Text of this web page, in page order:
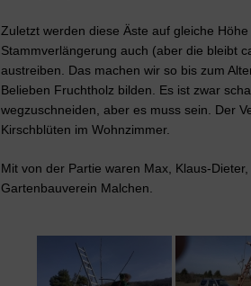
Zuletzt werden diese Äste auf gleiche
Stammverlängerung auch (aber die bleibt
austreiben. Das machen wir so bis zum
Belieben Fruchtholz bilden. Es ist zwar
wegzuschneiden, aber es muss sein. Der
Kirschblüten im Wohnzimmer.
Mit von der Partie waren Max, Klaus-
Gartenbauverein Malchen.